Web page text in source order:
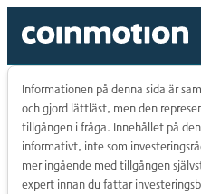
Informationen på denna sida är
och gjord lättläst, men den
tillgången i fråga. Innehållet på
informativt, inte som
mer ingående med tillgången
expert innan du fattar